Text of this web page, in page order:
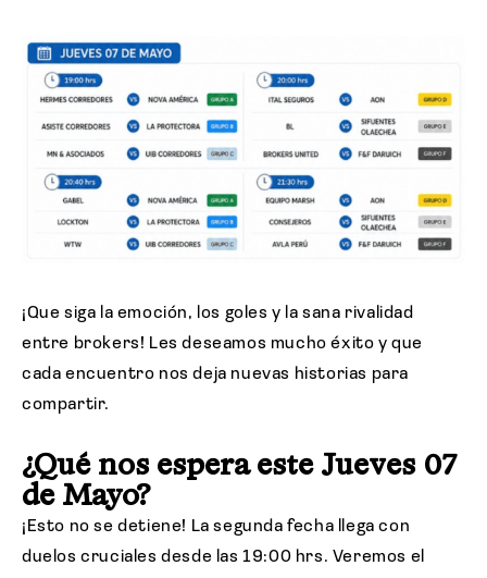
¡Que siga la emoción, los goles y la sana rivalidad
entre brokers! Les deseamos mucho éxito y que
cada encuentro nos deja nuevas historias para
compartir.
¿Qué nos espera este Jueves 07
de Mayo?
¡Esto no se detiene! La segunda fecha llega con
duelos cruciales desde las 19:00 hrs. Veremos el